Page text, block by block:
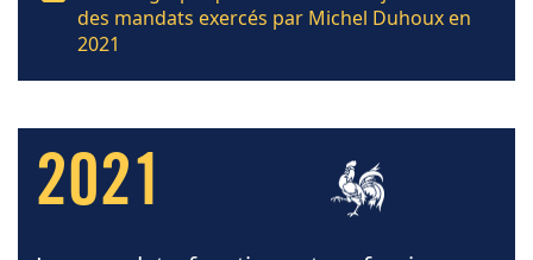
des mandats exercés par Michel Duhoux en
2021
2021